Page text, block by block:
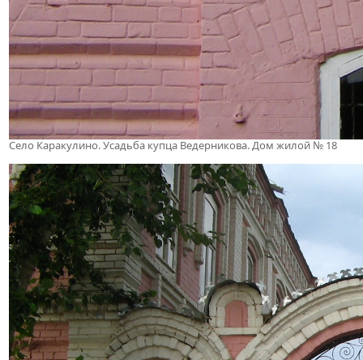
Село Каракулино. Усадьба купца Ведерникова. Дом жилой № 18